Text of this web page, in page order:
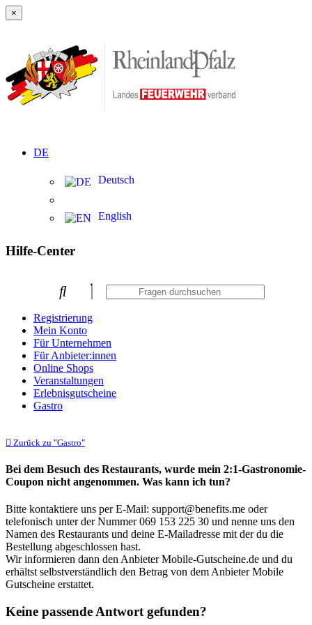
×
DE
Deutsch
English
Hilfe-Center
Registrierung
Mein Konto
Für Unternehmen
Für Anbieter:innen
Online Shops
Veranstaltungen
Erlebnisgutscheine
Gastro
Zurück zu "Gastro"
Bei dem Besuch des Restaurants, wurde mein 2:1-Gastronomie-
Coupon nicht angenommen. Was kann ich tun?
Bitte kontaktiere uns per E-Mail: support@benefits.me oder
telefonisch unter der Nummer 069 153 225 30 und nenne uns den
Namen des Restaurants und deine E-Mailadresse mit der du die
Bestellung abgeschlossen hast.
Wir informieren dann den Anbieter Mobile-Gutscheine.de und du
erhältst selbstverständlich den Betrag von dem Anbieter Mobile
Gutscheine erstattet.
Keine passende Antwort gefunden?